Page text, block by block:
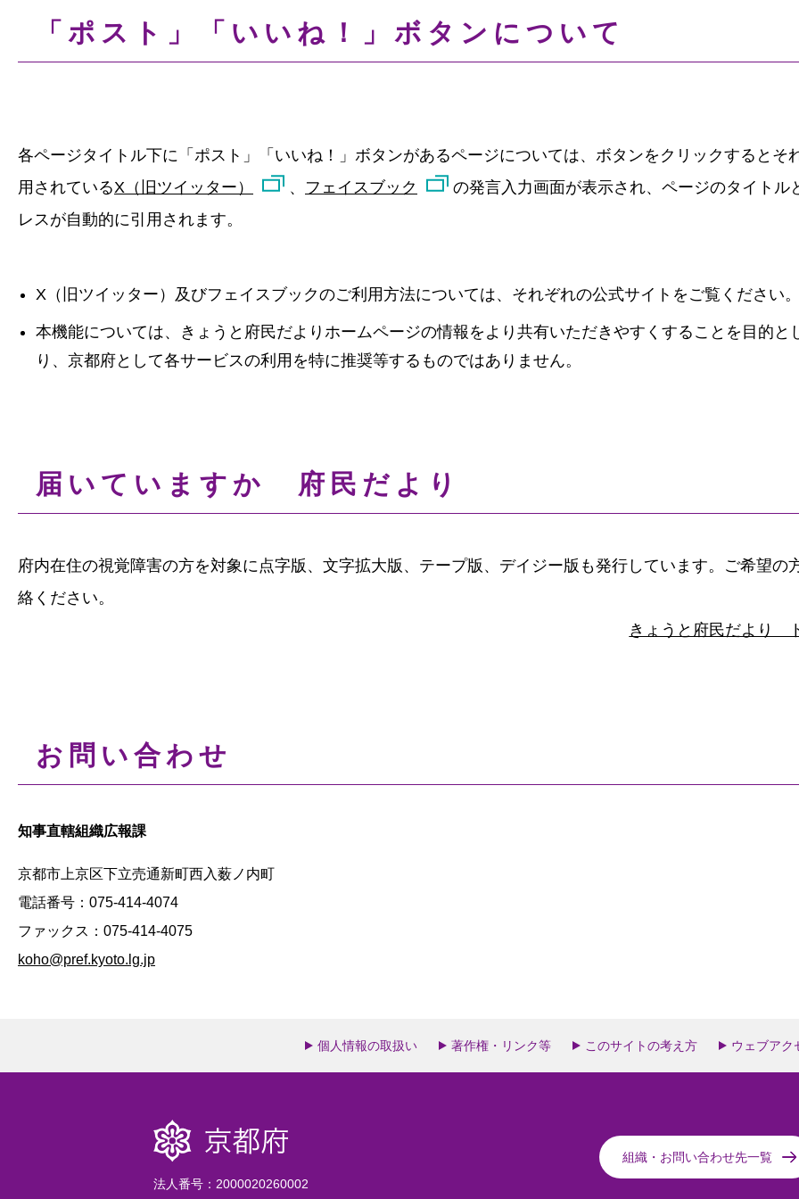
「ポスト」「いいね！」ボタンについて
各ページタイトル下に「ポスト」「いいね！」ボタンがあるページについては、ボタンをクリックするとそ
用されているX（旧ツイッター） 、 フェイスブック
の発言入力画面が表示され、ページのタイトル
レスが自動的に引用されます。
X（旧ツイッター）及びフェイスブックのご利用方法については、それぞれの公式サイトをご覧ください。
本機能については、きょうと府民だよりホームページの情報をより共有いただきやすくすることを目的と
り、京都府として各サービスの利用を特に推奨等するものではありません。
届いていますか 府民だより
府内在住の視覚障害の方を対象に点字版、文字拡大版、テープ版、デイジー版も発行しています。ご希望の
絡ください。
きょうと府民だより
お問い合わせ
知事直轄組織広報課
京都市上京区下立売通新町西入薮ノ内町
電話番号： 075-414-4074
ファックス：075-414-4075
koho@pref.kyoto.lg.jp
個人情報の取扱い 著作権・リンク等 このサイトの考え方 ウェブアク
法人番号：2000020260002
組織・お問い合わせ先一覧